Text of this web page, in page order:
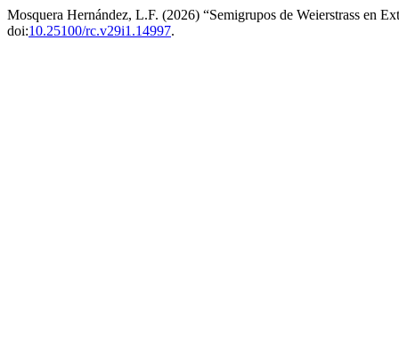
Mosquera Hernández, L.F. (2026) “Semigrupos de Weierstrass en
doi:10.25100/rc.v29i1.14997.